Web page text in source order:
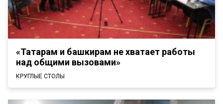
«Татарам и башкирам не хватает работы
над общими вызовами»
КРУГЛЫЕ СТОЛЫ